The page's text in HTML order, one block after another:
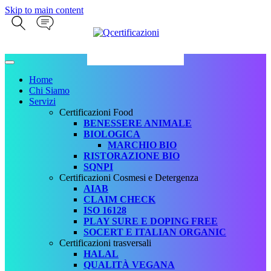
Skip to main content
Home
Chi Siamo
Servizi
Certificazioni Food
BENESSERE ANIMALE
BIOLOGICA
MARCHIO BIO
RISTORAZIONE BIO
SQNPI
Certificazioni Cosmesi e Detergenza
AIAB
CLAIM CHECK
ISO 16128
PLAY SURE E DOPING FREE
SOCERT E ITALIAN ORGANIC
Certificazioni trasversali
HALAL
QUALITÀ VEGANA